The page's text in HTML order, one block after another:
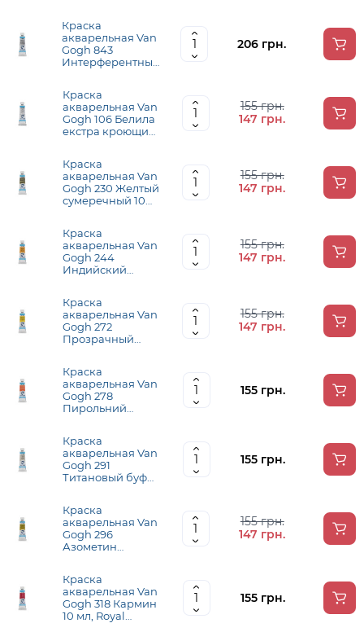
Краска
акварельная Van
Gogh 843
Интерферентный
206 грн.
Краска
акварельная Van
Gogh 106 Белила
екстра кроющие
155 грн.
147 грн.
Краска
акварельная Van
Gogh 230 Желтый
сумеречный 10
155 грн.
147 грн.
Краска
акварельная Van
Gogh 244
Индийский
155 грн.
147 грн.
Краска
акварельная Van
Gogh 272
Прозрачный
Talens
155 грн.
147 грн.
Краска
акварельная Van
Gogh 278
Пирольний
155 грн.
Краска
акварельная Van
Gogh 291
Титановый буфф
155 грн.
Краска
акварельная Van
Gogh 296
Азометин
Talens
155 грн.
147 грн.
Краска
акварельная Van
Gogh 318 Кармин
10 мл, Royal
155 грн.